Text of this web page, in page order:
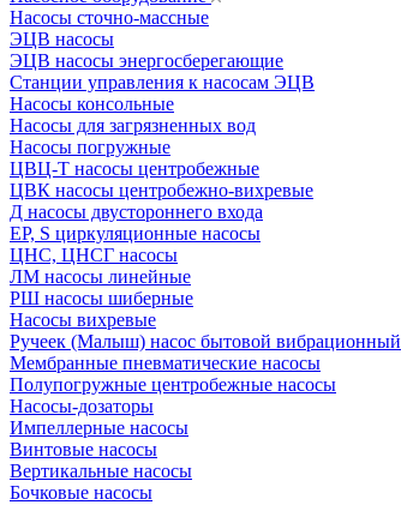
Насосы сточно-массные
ЭЦВ насосы
ЭЦВ насосы энергосберегающие
Станции управления к насосам ЭЦВ
Насосы консольные
Насосы для загрязненных вод
Насосы погружные
ЦВЦ-Т насосы центробежные
ЦВК насосы центробежно-вихревые
Д насосы двустороннего входа
EP, S циркуляционные насосы
ЦНС, ЦНСГ насосы
ЛМ насосы линейные
РШ насосы шиберные
Насосы вихревые
Ручеек (Малыш) насос бытовой вибрационный
Мембранные пневматические насосы
Полупогружные центробежные насосы
Насосы-дозаторы
Импеллерные насосы
Винтовые насосы
Вертикальные насосы
Бочковые насосы